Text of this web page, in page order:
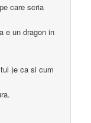
care scria
e un dragon in
)e ca si cum